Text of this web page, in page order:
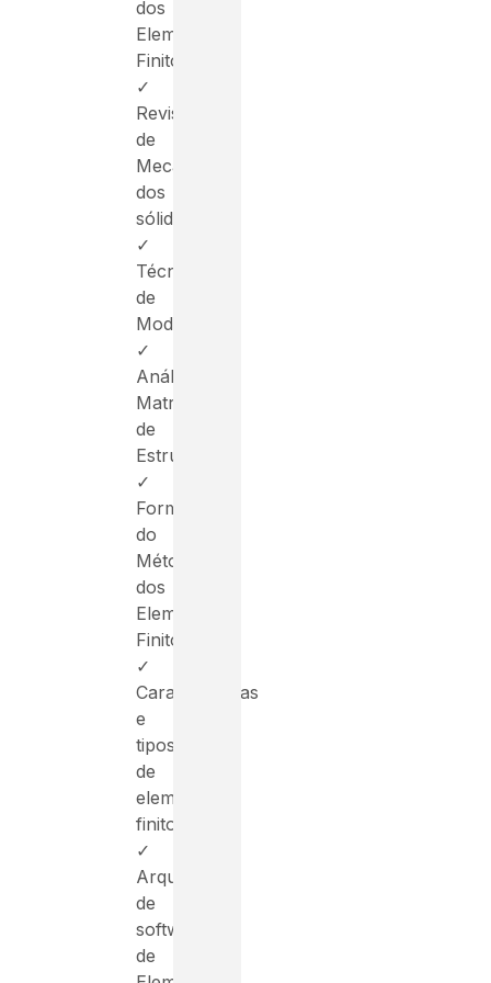
dos
Elementos
Finitos
✓
Revisão
de
Mecânica
dos
sólidos
✓
Técnicas
de
Modelagem
✓
Análise
Matricial
de
Estruturas
✓
Formulação
do
Método
dos
Elementos
Finitos;
✓
Características
e
tipos
de
elementos
finitos
✓
Arquitetura
de
software
de